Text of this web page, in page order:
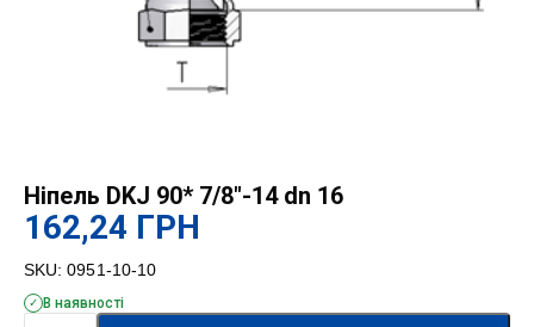
Ніпель DKJ 90* 7/8″-14 dn 16
162,24 ГРН
SKU: 0951-10-10
В наявності